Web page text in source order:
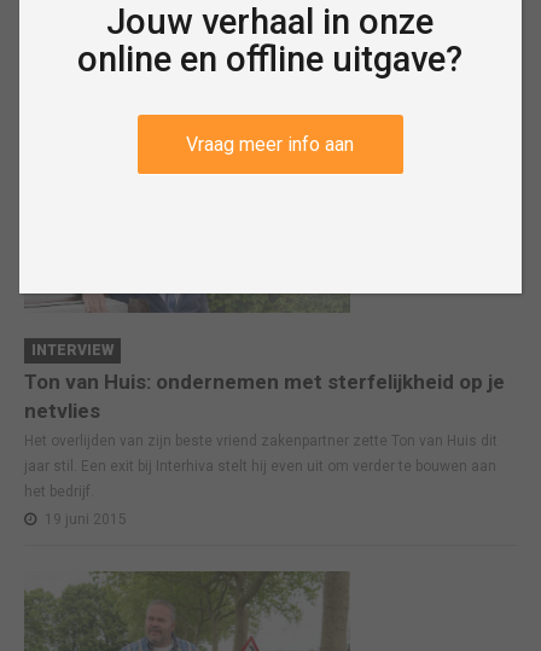
Nieuws
INTERVIEW
Ton van Huis: ondernemen met sterfelijkheid op je
netvlies
Het overlijden van zijn beste vriend zakenpartner zette Ton van Huis dit
jaar stil. Een exit bij Interhiva stelt hij even uit om verder te bouwen aan
het bedrijf.
19 juni 2015
Jouw verhaal in onze
online en offline uitgave?
Vraag meer info aan